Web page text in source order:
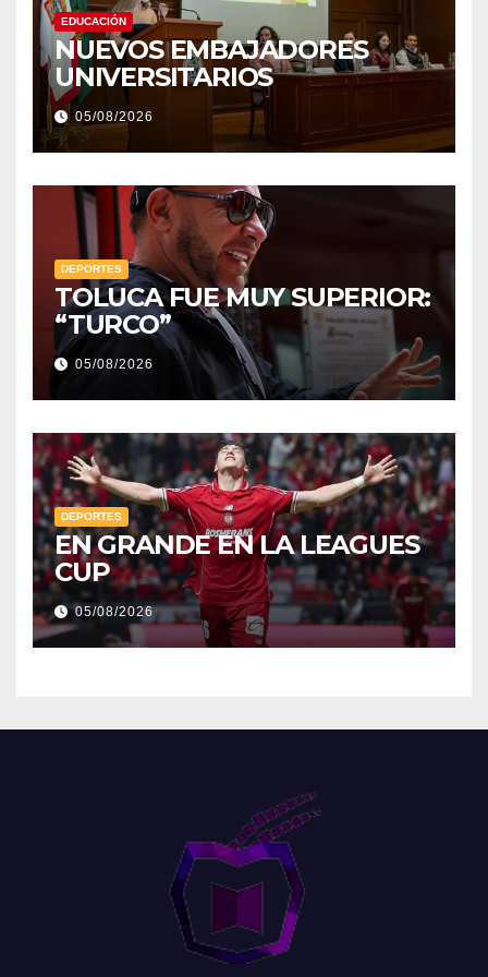
EDUCACIÓN
NUEVOS EMBAJADORES
UNIVERSITARIOS
05/08/2026
DEPORTES
TOLUCA FUE MUY SUPERIOR:
“TURCO”
05/08/2026
DEPORTES
EN GRANDE EN LA LEAGUES
CUP
05/08/2026